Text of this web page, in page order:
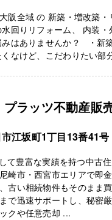
阪全域 の 新築・増改築
回りリフォーム、 内装
はありませんか？ ・新
なけど、こだわりたい
ラッツ不動産販
江坂町1丁目13番41
て豊富な実績を持つ中古
崎市・西宮市エリアで即
古い相続物件もそのまま
で迅速サポートし、秘密
クや任意売却 ...